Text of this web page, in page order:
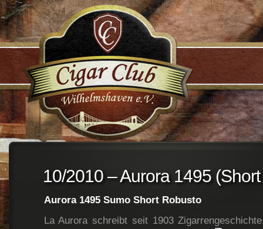
;
10/2010 – Aurora 1495
Aurora 1495 Sumo Short Robusto
La Aurora schreibt seit 1903